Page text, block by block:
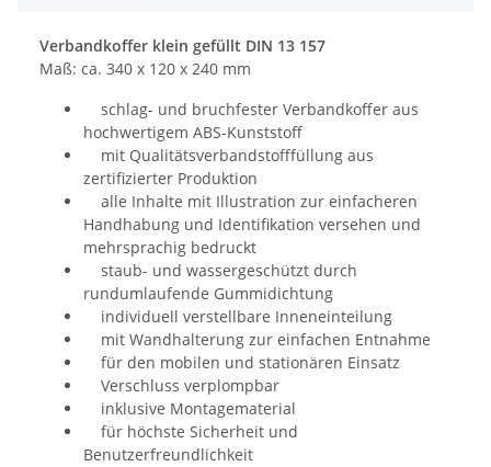
Verbandkoffer klein gefüllt DIN 13 157
Maß: ca. 340 x 120 x 240 mm
schlag- und bruchfester Verbandkoffer aus
hochwertigem ABS-Kunststoff
mit Qualitätsverbandstofffüllung aus
zertifizierter Produktion
alle Inhalte mit Illustration zur einfacheren
Handhabung und Identifikation versehen und
mehrsprachig bedruckt
staub- und wassergeschützt durch
rundumlaufende Gummidichtung
individuell verstellbare Inneneinteilung
mit Wandhalterung zur einfachen Entnahme
für den mobilen und stationären Einsatz
Verschluss verplompbar
inklusive Montagematerial
für höchste Sicherheit und
Benutzerfreundlichkeit